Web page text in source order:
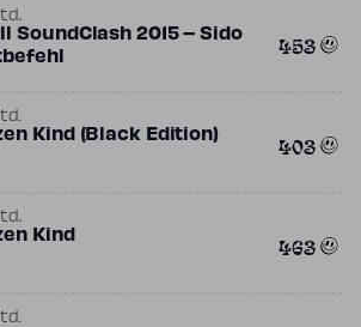
SoundClash 2015 – Sido
453
Kind (Black Edition) 403
Kind 463